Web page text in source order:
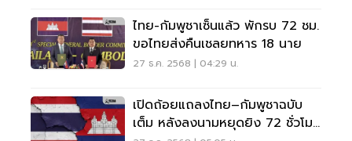
ไทย-กัมพูชาเซ็นแล้ว พักรบ 72 ชม.
ขอไทยส่งคืนเชลยทหาร 18 นาย
27 ธ.ค. 2568 | 04:29 น.
เปิดถ้อยแถลงไทย–กัมพูชาฉบับ
เต็ม หลังลงนามหยุดยิง 72 ชั่วโมง